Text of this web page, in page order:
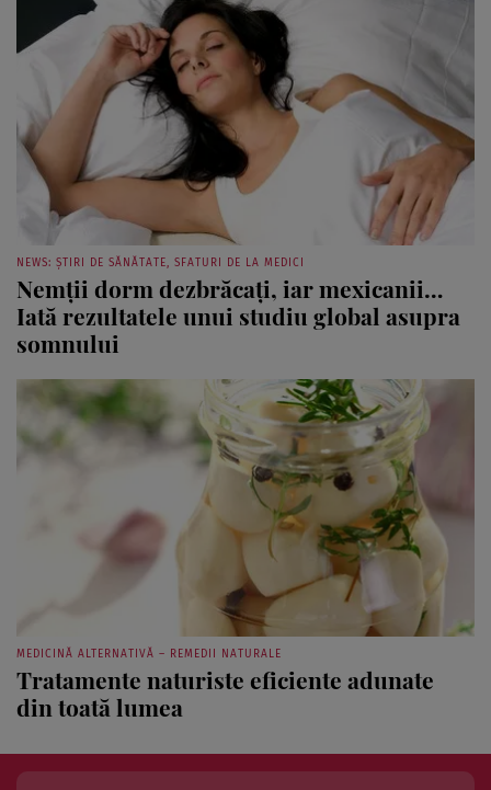
NEWS: ȘTIRI DE SĂNĂTATE, SFATURI DE LA MEDICI
Nemţii dorm dezbrăcaţi, iar mexicanii…
Iată rezultatele unui studiu global asupra
somnului
MEDICINĂ ALTERNATIVĂ – REMEDII NATURALE
Tratamente naturiste eficiente adunate
din toată lumea